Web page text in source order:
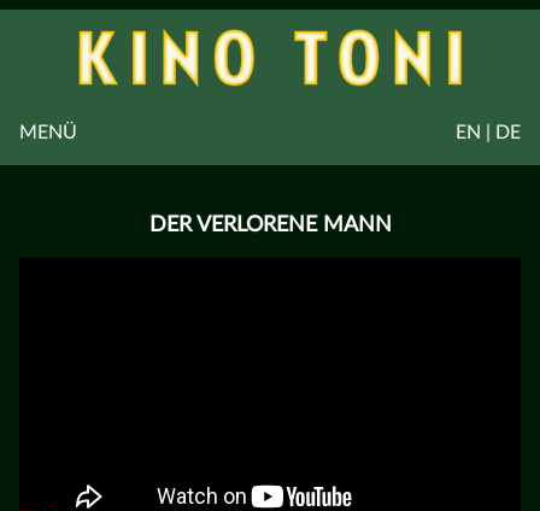
EN | DE
MENÜ
DER VERLORENE MANN